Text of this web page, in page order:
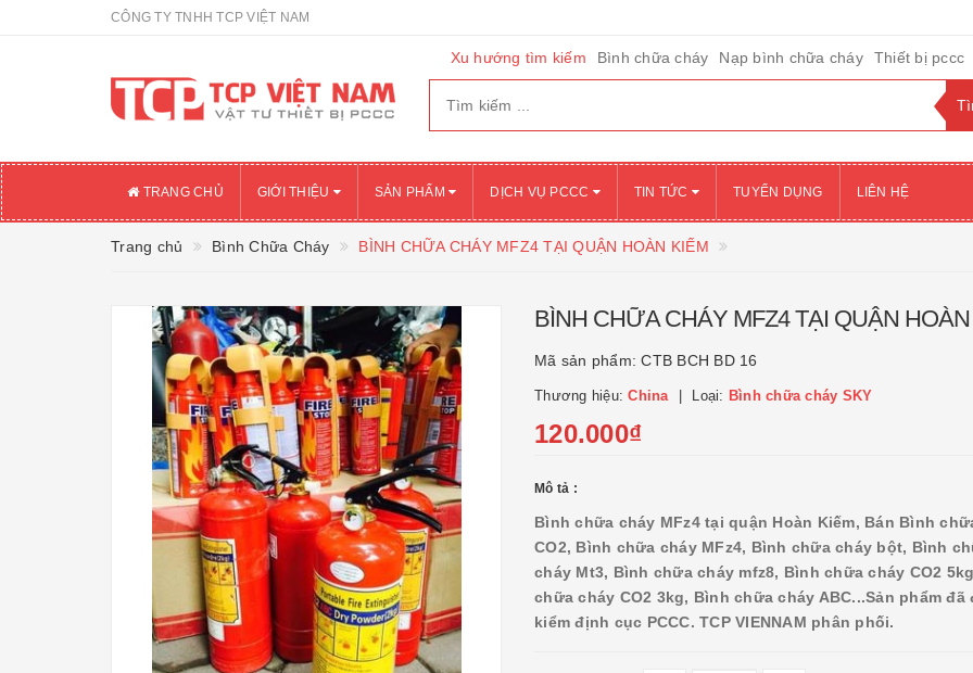
CÔNG TY TNHH TCP VIỆT NAM
Xu hướng tìm kiếm Bình chữa cháy Nạp bình chữa cháy Thiết bị pccc
TRANG CHỦ GIỚI THIỆU SẢN PHẨM DỊCH VỤ PCCC TIN TỨC TUYỂN DỤNG LIÊN HỆ
Trang chủ Bình Chữa Cháy BÌNH CHỮA CHÁY MFZ4 TẠI QUẬN HOÀN KIẾM
BÌNH CHỮA CHÁY MFZ4 TẠI QUẬN
Mã sản phẩm:CTB BCH BD 16
Thương hiệu:China Loại: Bình chữa cháy SKY
120.000₫
Mô tả :
Bình chữa cháy MFz4 tại quận Hoàn Kiếm, Bán Bình
CO2, Bình chữa cháy MFz4, Bình chữa cháy bột, Bình
cháy Mt3, Bình chữa cháy mfz8, Bình chữa cháy CO2
chữa cháy CO2 3kg, Bình chữa cháy ABC...Sản phẩm đã
kiểm định cục PCCC. TCP VIENNAM phân phối.